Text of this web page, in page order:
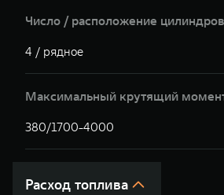
Число / расположение цилиндров
4 / рядное
Максимальный крутящий
380/1700-4000
Расход топлива